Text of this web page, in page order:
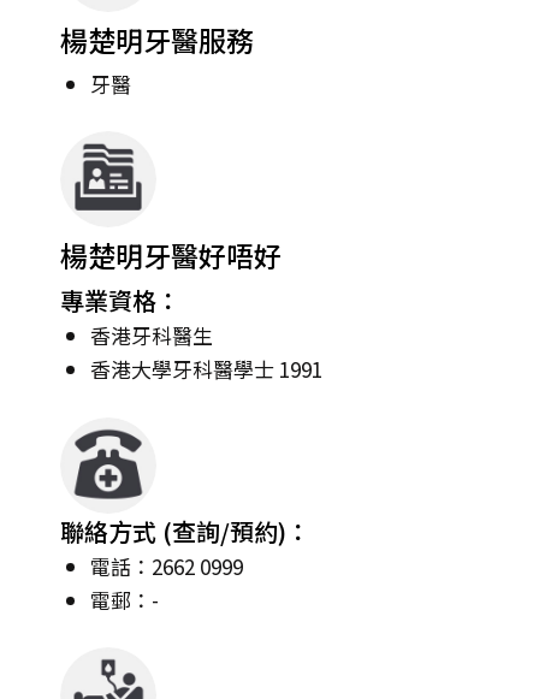
楊楚明牙醫服務
牙醫
楊楚明牙醫好唔好
專業資格：
香港牙科醫生
香港大學牙科醫學士 1991
聯絡方式 (查詢/預約)：
電話：2662 0999
電郵：-